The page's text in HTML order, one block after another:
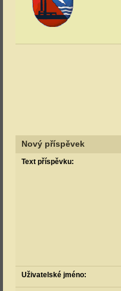
Nový příspěvek
Text příspěvku:
Uživatelské jméno: